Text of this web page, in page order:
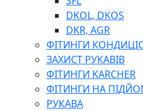
DKOL, DKOS
DKR, AGR
ФІТИНГИ
ЗАХИСТ РУКАВІВ
ФІТИНГИ KARCHER
ФІТИНГИ НА
РУКАВА